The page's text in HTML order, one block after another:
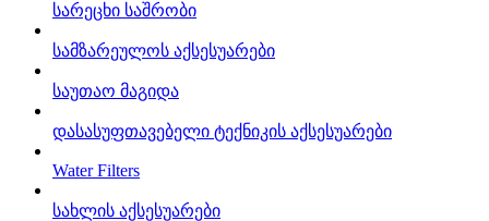
სარეცხი საშრობი
სამზარეულოს აქსესუარები
საუთაო მაგიდა
დასასუფთავებელი ტექნიკის აქსესუარები
Water Filters
სახლის აქსესუარები